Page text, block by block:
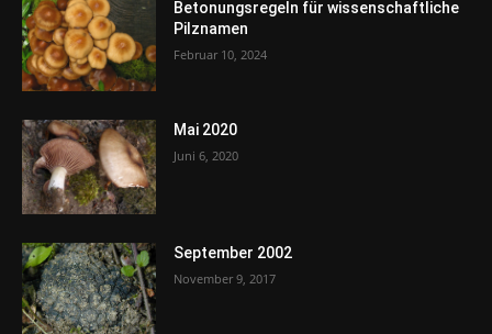
Betonungsregeln für wissenschaftliche
Pilznamen
Februar 10, 2024
Mai 2020
Juni 6, 2020
September 2002
November 9, 2017